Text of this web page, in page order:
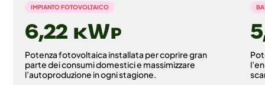
IMPIANTO FOTOVOLTAICO
Potenza fotovoltaica installata per coprire gran
parte dei consumi domestici e massimizzare
l’autoproduzione in ogni stagione.
6,22 ©